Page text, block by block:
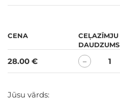
CENA
CEĻAZĪMJU
DAUDZUMS
28.00 € − 1
Jūsu vārds: